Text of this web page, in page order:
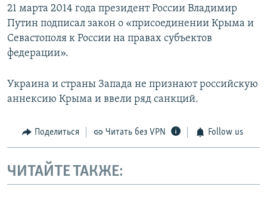
21 марта 2014 года президент России Владимир
Путин подписал закон о «присоединении Крыма и
Севастополя к России на правах субъектов
федерации».
Украина и страны Запада не признают российскую
аннексию Крыма и ввели ряд санкций.
Поделиться Читать без VPN Follow us
ЧИТАЙТЕ ТАКЖЕ: